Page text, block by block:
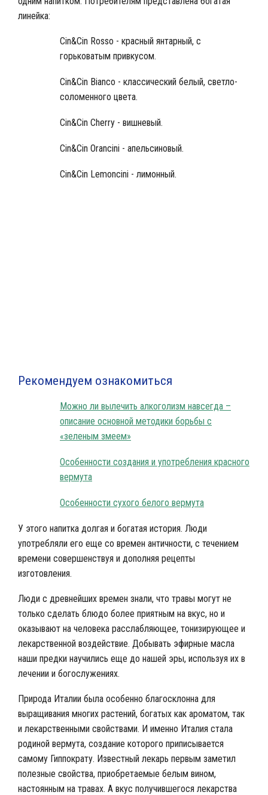
линейка:
Сin&Сin Rosso - красный янтарный, с
горьковатым привкусом.
Cin&Cin Bianco - классический белый, светло-
соломенного цвета.
Cin&Cin Cherry - вишневый.
Cin&Cin Oranсini - апельсиновый.
Cin&Cin Lemonсini - лимонный.
Рекомендуем ознакомиться
Можно ли вылечить алкоголизм навсегда –
описание основной методики борьбы с
«зеленым змеем»
Особенности создания и употребления красного
вермута
Особенности сухого белого вермута
У этого напитка долгая и богатая история. Люди
употребляли его еще со времен античности, с течением
времени совершенствуя и дополняя рецепты
изготовления.
Люди с древнейших времен знали, что травы могут не
только сделать блюдо более приятным на вкус, но и
оказывают на человека расслабляющее, тонизирующее и
лекарственной воздействие. Добывать эфирные масла
наши предки научились еще до нашей эры, используя их в
лечении и богослужениях.
Природа Италии была особенно благосклонна для
выращивания многих растений, богатых как ароматом, так
и лекарственными свойствами. И именно Италия стала
родиной вермута, создание которого приписывается
самому Гиппократу. Известный лекарь первым заметил
полезные свойства, приобретаемые белым вином,
настоянным на травах. А вкус получившегося лекарства